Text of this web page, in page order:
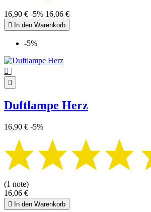
16,90 € -5% 16,06 €
 In den Warenkorb
-5%
 |

Duftlampe Herz
16,90 € -5%
(1 note)
16,06 €
 In den Warenkorb